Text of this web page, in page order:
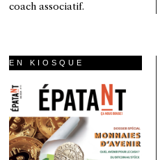
coach associatif.
EN KIOSQUE